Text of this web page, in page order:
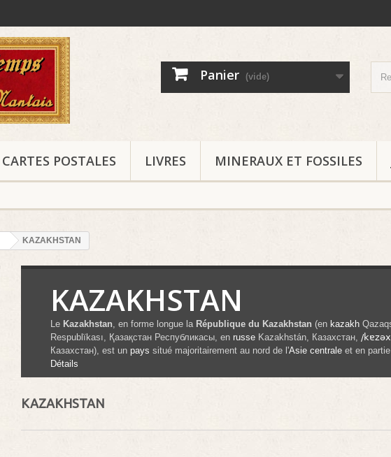
Panier (vide)
CARTES POSTALES LIVRES MINERAUX ET FOSSILES
KAZAKHSTAN
KAZAKHSTAN
Le Kazakhstan, en forme longue la République du Kazakhstan (en kazakh
Respublïkası, Қазақстан Республикасы, en russe Kazakhstán, Казахстан, /
Казахстан), est un pays situé majoritairement au nord de l'Asie centrale et en
Détails
KAZAKHSTAN